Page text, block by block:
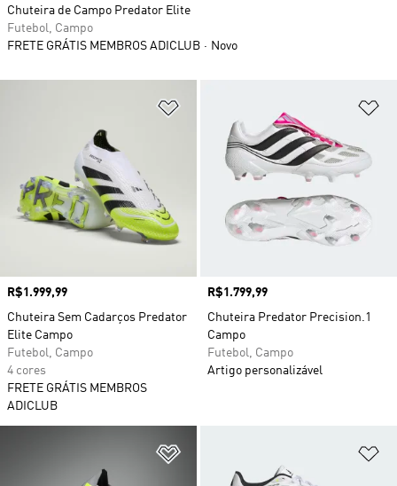
Preço
R$1.999,99
Chuteira Sem Cadarços Predator
Elite Campo
Futebol, Campo
4 cores
FRETE GRÁTIS MEMBROS
ADICLUB
Preço
R$1.799,99
Chuteira Predator Precision.1
Campo
Futebol, Campo
Artigo personalizável
Chuteira de Campo Predator Elite
Futebol, Campo
FRETE GRÁTIS MEMBROS ADICLUB
Novo